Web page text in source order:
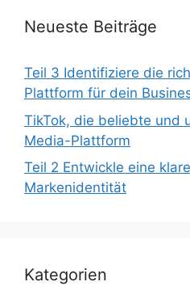
Neueste Beiträge
Teil 3 Identifiziere die
Plattform für dein
TikTok, die beliebte und
Media-Plattform
Teil 2 Entwickle eine
Markenidentität
Kategorien